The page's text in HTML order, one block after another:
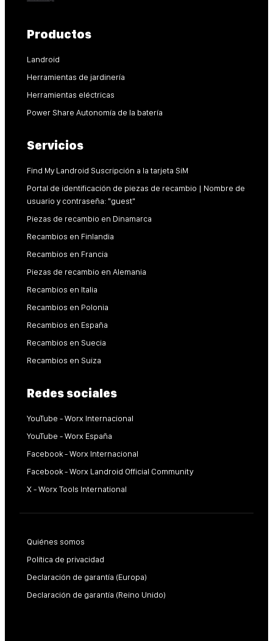
Productos
Landroid
Herramientas de jardinería
Herramientas eléctricas
Power Share Autonomía de la batería
Servicios
Find My Landroid Suscripción a la tarjeta SiM
Portal de identificación de piezas de recambio | Nombre de
usuario y contraseña: "guest"
Piezas de recambio en Dinamarca
Recambios en Finlandia
Recambios en Francia
Piezas de recambio en Alemania
Recambios en Italia
Recambios en Polonia
Recambios en España
Recambios en Suecia
Recambios en Suiza
Redes sociales
YouTube - Worx Internacional
YouTube - Worx España
Facebook - Worx Internacional
Facebook - Worx Landroid Official Community
X - Worx Tools International
Quiénes somos
Política de privacidad
Declaración de garantía (Europa)
Declaración de garantía (Reino Unido)